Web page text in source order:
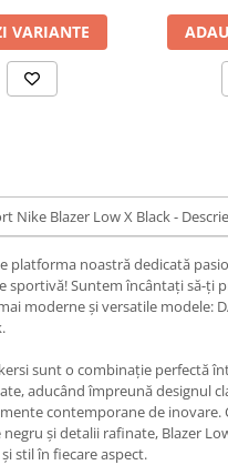
VARIANTE
Nike Blazer Low X Black -
platforma noastră dedicată
sportivă! Suntem încântați să-ți
moderne și versatile modele:
sunt o combinație perfectă
aducând împreună designul
contemporane de inovare.
și detalii rafinate, Blazer
stil în fiecare aspect.